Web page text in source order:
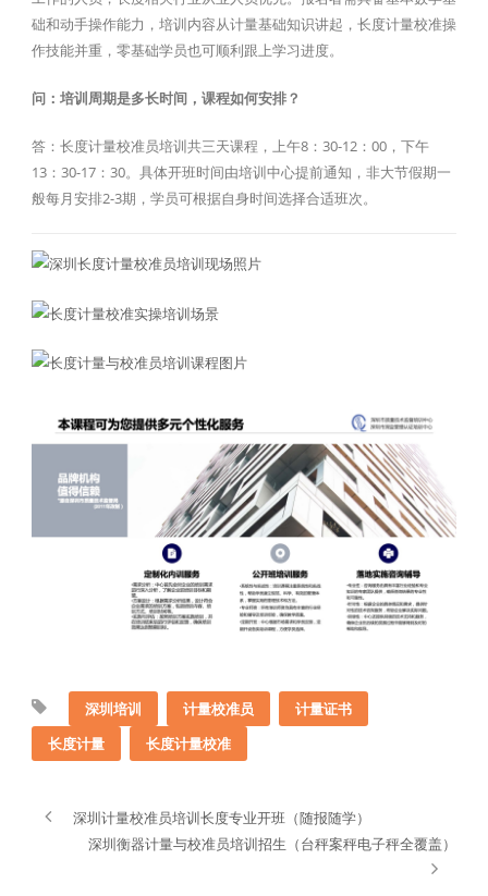
础和动手操作能力，培训内容从计量基础知识讲起，长度计量校准操
作技能并重，零基础学员也可顺利跟上学习进度。
问：培训周期是多长时间，课程如何安排？
答：长度计量校准员培训共三天课程，上午8：30-12：00，下午
13：30-17：30。具体开班时间由培训中心提前通知，非大节假期一
般每月安排2-3期，学员可根据自身时间选择合适班次。
深圳培训 计量校准员
计量证书
长度计量
长度计量校准
深圳计量校准员培训长度专业开班（随报随学）
深圳衡器计量与校准员培训招生（台秤案秤电子秤全覆盖）